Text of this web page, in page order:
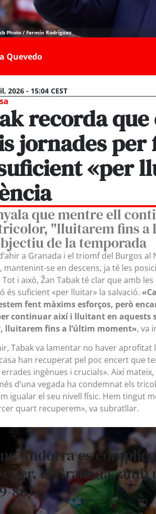
Photo / Fermín Rodríguez
Quevedo
2026 - 15:04 CEST
recorda
jornades
«per
que mentre ell
"lluitarem fins a
de la temporada
a Granada i el triomf del Burgos al
mantenint-se en descens, ja té les
i això, Žan Tabak té clar que amb
és suficient «per lluitar» la salvació.
fent màxims esforços, però
continuar així i lluitant en aquests
lluitarem fins a l’últim moment», va
Tabak va lamentar no haver aprofitat
han recuperat pel poc encert que
ingènues i crucials». Així
d’una vegada ha condemnat els
igualar el seu nivell físic. Hem tingut
quart recuperem», va subratllar.
Andorra es
cuer, el Granada,
86)